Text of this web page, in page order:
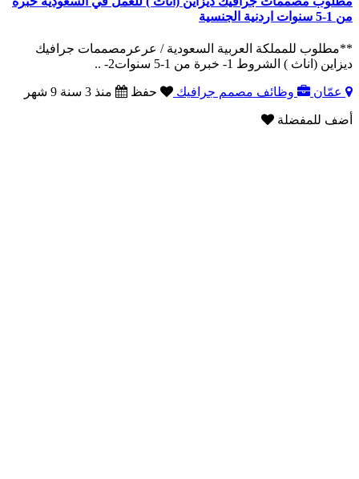
من 1-5 سنوات اردنية الجنسية
**مطلوب للمملكة العربية السعودية / عرعرمصممات جرافيك
ديزاين (اناث ) الشروط 1- خبرة من 1-5 سنوات2- ..
عمّان وظائف مصمم جرافيك حفظ منذ 3 سنة 9 شهر
أضف للمفضلة